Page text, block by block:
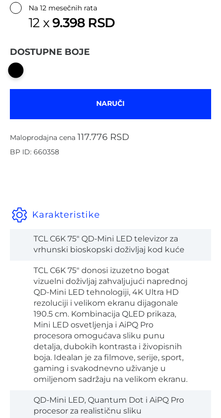
✔ Na 12 mesečnih rata
12 x9.398 RSD
DOSTUPNE BOJE
NARUČI
Maloprodajna cena 117.776 RSD
BP ID: 660358
Karakteristike
TCL C6K 75" QD-Mini LED televizor za
vrhunski bioskopski doživljaj kod kuće
TCL C6K 75" donosi izuzetno bogat
vizuelni doživljaj zahvaljujući naprednoj
QD-Mini LED tehnologiji, 4K Ultra HD
rezoluciji i velikom ekranu dijagonale
190.5 cm. Kombinacija QLED prikaza,
Mini LED osvetljenja i AiPQ Pro
procesora omogućava sliku punu
detalja, dubokih kontrasta i živopisnih
boja. Idealan je za filmove, serije, sport,
gaming i svakodnevno uživanje u
omiljenom sadržaju na velikom ekranu.
QD-Mini LED, Quantum Dot i AiPQ Pro
procesor za realističnu sliku